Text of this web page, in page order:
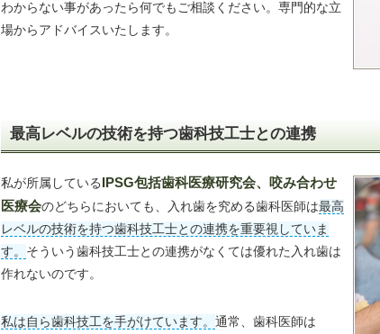
わからない事があったら何でもご相談ください。専門的な立
場からアドバイスいたします。
最高レベルの技術を持つ歯科技工士との連携
私が所属している IPSG包括歯科医療研究会、咬み合わせ
医療会のどちらにおいても、入れ歯を究める歯科医師は最高
レベルの技術を持つ歯科技工士との連携を重要視していま
す。 そういう歯科技工士との連携がなくては優れた入れ歯は
作れないのです。
私は自ら歯科技工を手がけています。 通常、歯科医師は